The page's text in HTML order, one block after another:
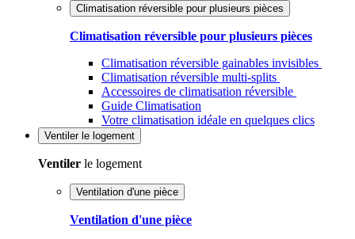
Climatisation réversible pour plusieurs pièces
Climatisation réversible pour plusieurs pièces
Climatisation réversible gainables invisibles
Climatisation réversible multi-splits
Accessoires de climatisation réversible
Guide Climatisation
Votre climatisation idéale en quelques clics
Ventiler le logement
Ventiler le logement
Ventilation d'une pièce
Ventilation d'une pièce